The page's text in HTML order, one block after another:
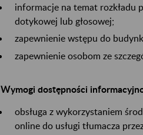
informacje na temat rozkładu
dotykowej lub głosowej;
zapewnienie wstępu do
zapewnienie osobom ze
Wymogi dostępności
obsługa z wykorzystaniem
online do usługi tłumacza